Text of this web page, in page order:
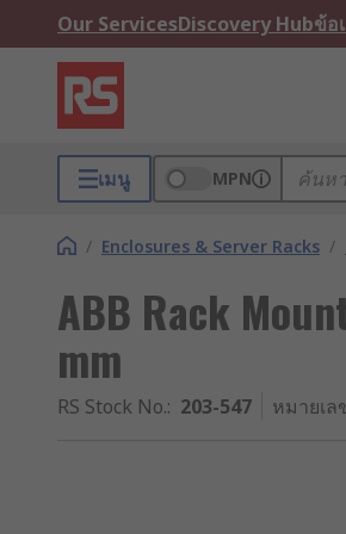
Our ServicesDiscovery Hubข้อ
เมนู MPN
/ Enclosures & Server Racks /
ABB Rack
mm
RS Stock No.: 203-547 หมายเ